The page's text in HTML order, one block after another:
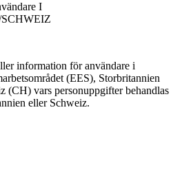
I
information för användare i
(EES), Storbritannien
(CH) vars personuppgifter behandlas
eller Schweiz.